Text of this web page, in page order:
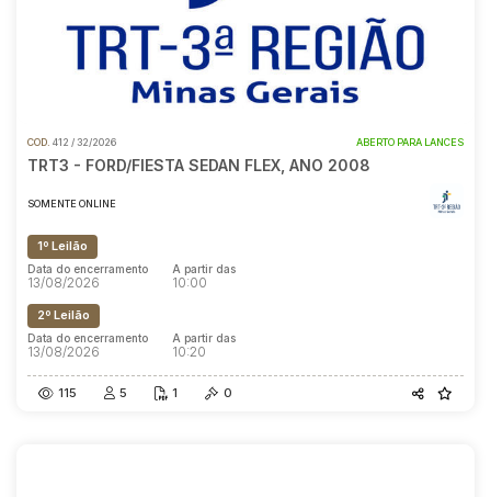
COD. 412 / 32/2026 ABERTO PARA LANCES
TRT3 - FORD/FIESTA SEDAN FLEX, ANO 2008
SOMENTE ONLINE
1º Leilão
Data do encerramento
13/08/2026
A partir das
10:00
2º Leilão
Data do encerramento
13/08/2026
A partir das
10:20
115 5 1 0